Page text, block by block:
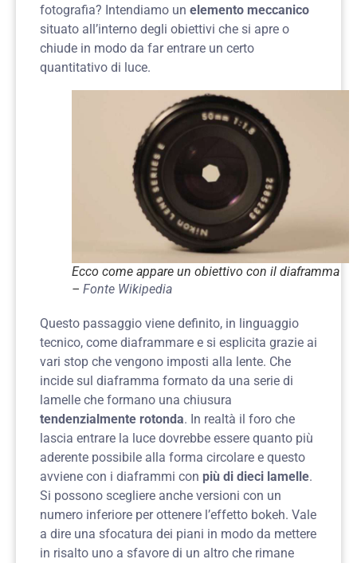
fotografia? Intendiamo un elemento meccanico
situato all’interno degli obiettivi che si apre o
chiude in modo da far entrare un certo
quantitativo di luce.
Ecco come appare un obiettivo con il diaframma
– Fonte Wikipedia
Questo passaggio viene definito, in linguaggio
tecnico, come diaframmare e si esplicita grazie ai
vari stop che vengono imposti alla lente. Che
incide sul diaframma formato da una serie di
lamelle che formano una chiusura
tendenzialmente rotonda. In realtà il foro che
lascia entrare la luce dovrebbe essere quanto più
aderente possibile alla forma circolare e questo
avviene con i diaframmi con più di dieci lamelle.
Si possono scegliere anche versioni con un
numero inferiore per ottenere l’effetto bokeh. Vale
a dire una sfocatura dei piani in modo da mettere
in risalto uno a sfavore di un altro che rimane